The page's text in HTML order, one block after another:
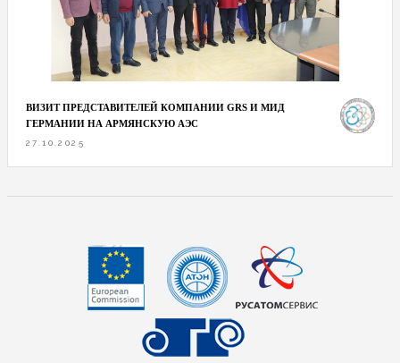
ВИЗИТ ПРЕДСТАВИТЕЛЕЙ КОМПАНИИ GRS И МИД
ГЕРМАНИИ НА АРМЯНСКУЮ АЭС
27.10.2025